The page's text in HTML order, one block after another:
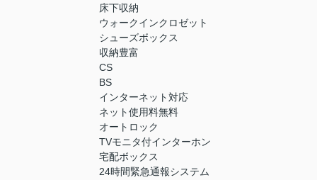
床下収納
ウォークインクロゼット
シューズボックス
収納豊富
CS
BS
インターネット対応
ネット使用料無料
オートロック
TVモニタ付インターホン
宅配ボックス
24時間緊急通報システム